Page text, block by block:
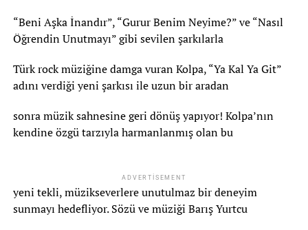
“Beni Aşka İnandır”, “Gurur Benim Neyime?” ve “Nasıl
Öğrendin Unutmayı” gibi sevilen şarkılarla
Türk rock müziğine damga vuran Kolpa, “Ya Kal Ya Git”
adını verdiği yeni şarkısı ile uzun bir aradan
sonra müzik sahnesine geri dönüş yapıyor! Kolpa’nın
kendine özgü tarzıyla harmanlanmış olan bu
ADVERTISEMENT
yeni tekli, müzikseverlere unutulmaz bir deneyim
sunmayı hedefliyor. Sözü ve müziği Barış Yurtcu